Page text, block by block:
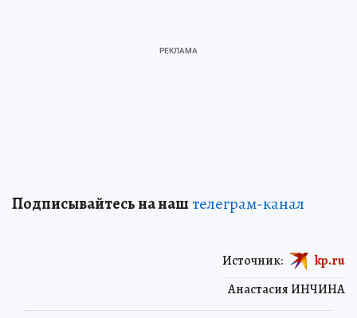
Подписывайтесь на наштелеграм-канал
Анастасия ИНЧИНА
Источник: kp.ru